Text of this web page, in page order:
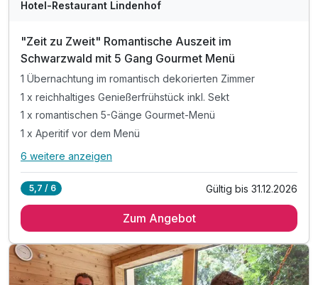
Hotel-Restaurant Lindenhof
"Zeit zu Zweit" Romantische Auszeit im
Schwarzwald mit 5 Gang Gourmet Menü
1 Übernachtung im romantisch dekorierten Zimmer
1 x reichhaltiges Genießerfrühstück inkl. Sekt
1 x romantischen 5-Gänge Gourmet-Menü
1 x Aperitif vor dem Menü
Alle Inklusivleistungen
1 x reichhaltiges Genießerfrühstück inkl. Sekt
1 x Aperitif vor dem Menü
inkl. Mineralwasser auf dem Zimmer
6 weitere anzeigen
5,7 / 6 Gültig bis 31.12.2026
Zum Angebot